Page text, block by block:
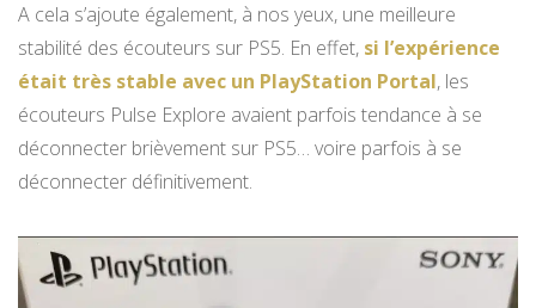
A cela s’ajoute également, à nos yeux, une meilleure
stabilité des écouteurs sur PS5. En effet, si l’expérience
était très stable avec un PlayStation Portal, les
écouteurs Pulse Explore avaient parfois tendance à se
déconnecter brièvement sur PS5… voire parfois à se
déconnecter définitivement.